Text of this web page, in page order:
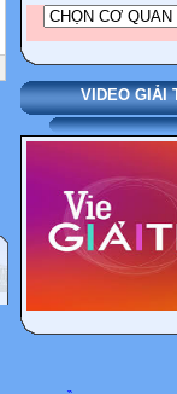
VIDEO GIẢI